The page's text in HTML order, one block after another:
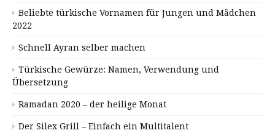
Beliebte türkische Vornamen für Jungen und Mädchen
2022
Schnell Ayran selber machen
Türkische Gewürze: Namen, Verwendung und
Übersetzung
Ramadan 2020 – der heilige Monat
Der Silex Grill – Einfach ein Multitalent